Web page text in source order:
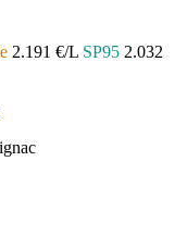
2.191 €/L SP95 2.032